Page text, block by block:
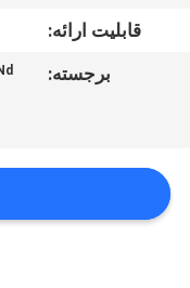
درخواست
نقل
قابلیت ارائه:
برجسته: